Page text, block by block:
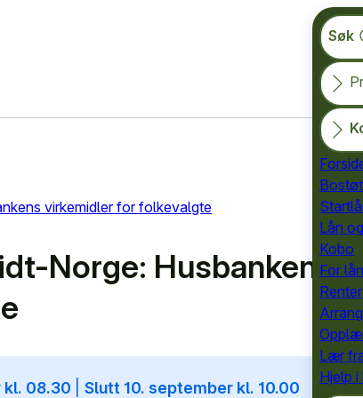
Søk
Lån
Kobo
For
Renter
Lær
Hjelp
virkemidler for folkevalgte
Norge: Husbankens
kl. 08.30 Slutt 10. september kl. 10.00